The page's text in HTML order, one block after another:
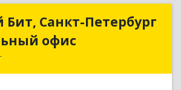
Бит, Санкт-Петербург
офис
Бит, Санкт-Петербург
– Центральный офис